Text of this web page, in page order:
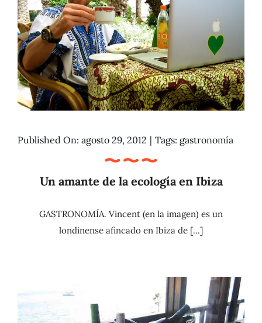
Published On: agosto 29, 2012 | Tags: gastronomía
Un amante de la ecología en Ibiza
GASTRONOMÍA. Vincent (en la imagen) es un
londinense afincado en Ibiza de [...]